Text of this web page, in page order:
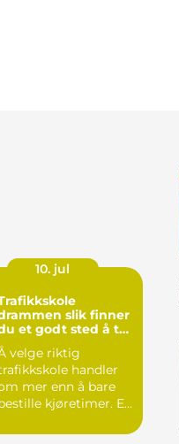
10. jul
slik finner
et godt sted å ta
lappen
velge riktig
handler
mer enn å bare
kjøretimer. En